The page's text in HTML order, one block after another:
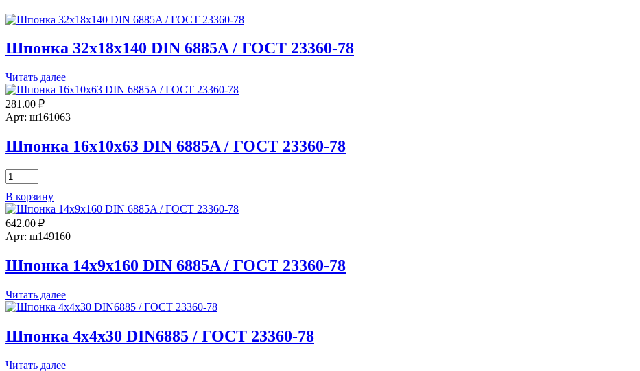
Шпонка 32х18х140 DIN 6885A / ГОСТ 23360-78
Читать далее
281.00 ₽
Арт: ш161063
Шпонка 16х10х63 DIN 6885A / ГОСТ 23360-78
Количество
товара
Шпонка
16х10х63
DIN
6885A
ГОСТ
23360-
В корзину
642.00 ₽
Арт: ш149160
Шпонка 14х9х160 DIN 6885A / ГОСТ 23360-78
Читать далее
Шпонка 4x4x30 DIN6885 / ГОСТ 23360-78
Читать далее